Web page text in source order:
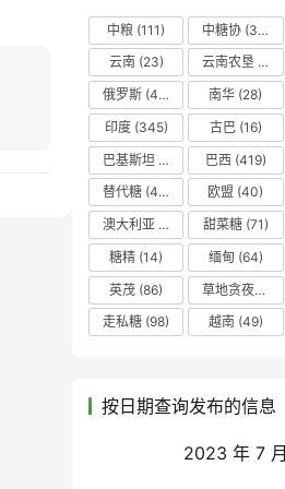
中粮 (111) 中糖协 (37)
云南(23) 云南农垦
俄罗斯 (43) 南华 (28)
印度(345) 古巴(16)
巴基斯坦
巴西(419)
替代糖 (48) 欧盟 (40)
澳大利亚
甜菜糖(71)
糖精 (14) 缅甸 (64)
英茂 (86) 草地贪夜蛾
走私糖 (98) 越南(49)
按日期查询发布的信息
2023 年 7 月